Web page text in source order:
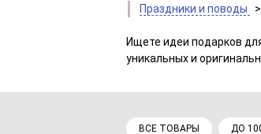
Праздники и поводы >
Ищете идеи подарков
уникальных и
ВСЕ ТОВАРЫ ДО